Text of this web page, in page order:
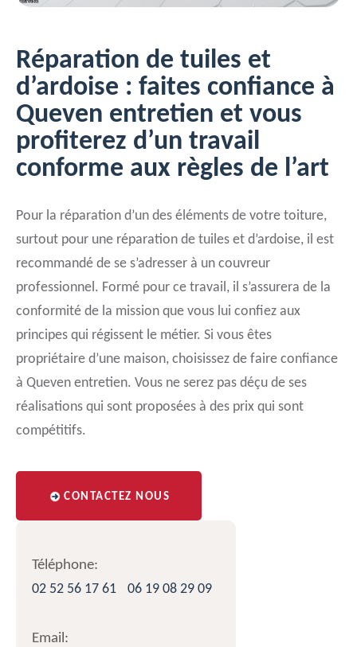
Réparation de tuiles et
d’ardoise : faites confiance à
Queven entretien et vous
profiterez d’un travail
conforme aux règles de l’art
Pour la réparation d’un des éléments de votre toiture,
surtout pour une réparation de tuiles et d’ardoise, il est
recommandé de se s’adresser à un couvreur
professionnel. Formé pour ce travail, il s’assurera de la
conformité de la mission que vous lui confiez aux
principes qui régissent le métier. Si vous êtes
propriétaire d’une maison, choisissez de faire confiance
à Queven entretien. Vous ne serez pas déçu de ses
réalisations qui sont proposées à des prix qui sont
compétitifs.
CONTACTEZ NOUS
Téléphone:
02 52 56 17 61
06 19 08 29 09
Email: